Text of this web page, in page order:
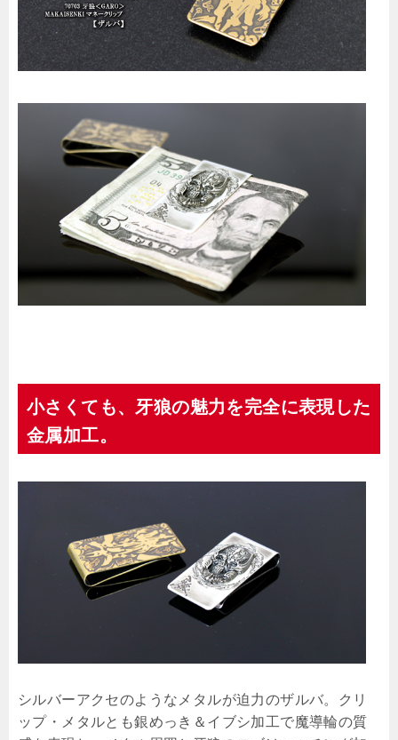
小さくても、牙狼の魅力を完全に表現した
金属加工。
シルバーアクセのようなメタルが迫力のザルバ。クリ
ップ・メタルとも銀めっき＆イブシ加工で魔導輪の質